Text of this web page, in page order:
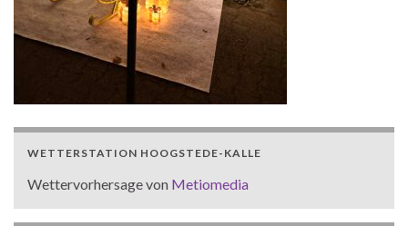
WETTERSTATION HOOGSTEDE-KALLE
Wettervorhersage von Metiomedia